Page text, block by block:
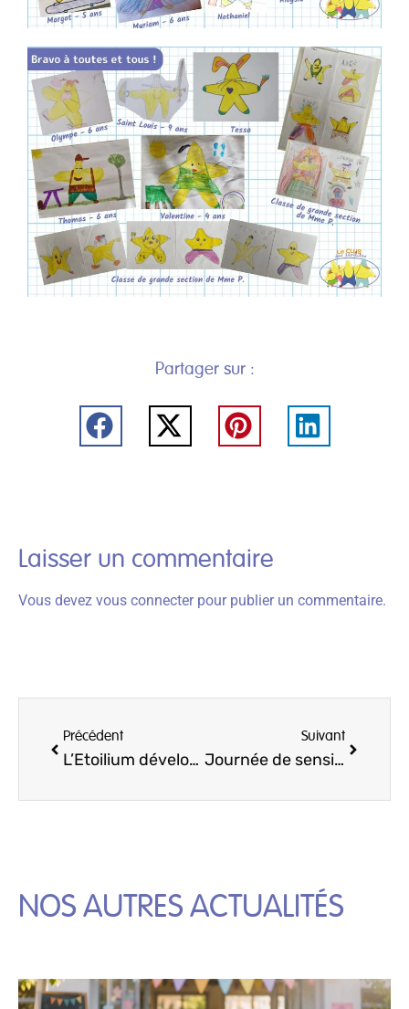
Partager sur :
Laisser un commentaire
Vous devez vous connecterpour publier un commentaire.
Précédent
L’Etoilium développe la concentration et s’adapte à tous les profils d’enfants
Suivant
Journée de sensibilisation au TDAH
NOS AUTRES ACTUALITÉS